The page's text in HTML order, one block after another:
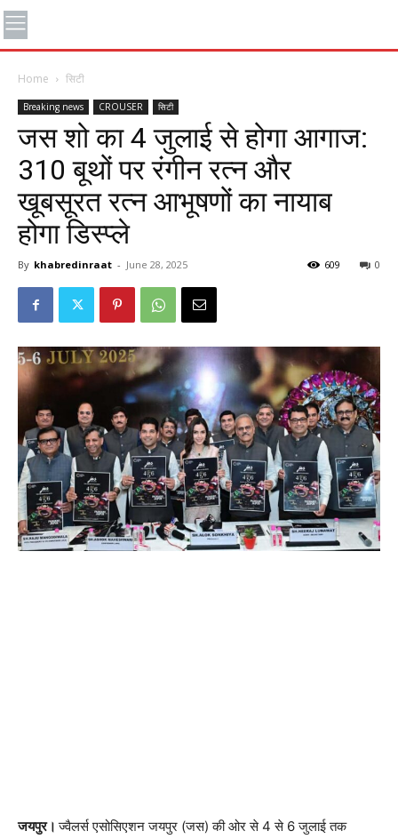
Home सिटी
Breaking news CROUSER सिटी
जस शो का 4 जुलाई से होगा आगाज:
310 बूथों पर रंगीन रत्न और
खूबसूरत रत्न आभूषणों का नायाब
होगा डिस्प्ले
By khabredinraat - June 28, 2025 0
609
जयपुर।ज्वैलर्स एसोसिएशन जयपुर (जस) की ओर से 4 से 6 जुलाई तक